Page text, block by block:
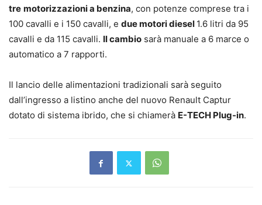
tre motorizzazioni a benzina, con potenze comprese tra i
100 cavalli e i 150 cavalli, e due motori diesel 1.6 litri da 95
cavalli e da 115 cavalli. Il cambio sarà manuale a 6 marce o
automatico a 7 rapporti.
Il lancio delle alimentazioni tradizionali sarà seguito
dall’ingresso a listino anche del nuovo Renault Captur
dotato di sistema ibrido, che si chiamerà E-TECH Plug-in.